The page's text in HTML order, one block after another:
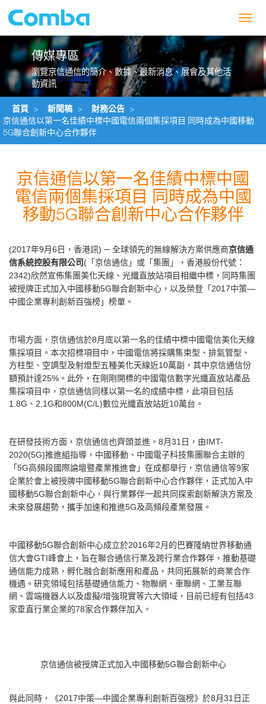
傳媒專區
瀏覽京信通信的簡介、數據、最新消息、展會及其他活
動資訊
首頁 > 新聞稿 > 財務公告 >
京信通信以第一名佳績中標中國電信兩個集採項目 同時成為中國移動
5G聯合創新中心合作夥伴
京信通信以第一名佳績中標中國
電信兩個集採項目 同時成為中國
移動5G聯合創新中心合作夥伴
(2017年9月6日，香港訊) ─ 全球領先的無線解決方案供應商京信通
信系統控股有限公司( 「京信通信」或「集團」，香港股份代號：
2342)欣然宣佈集團美化天線、光纖直放站項目相繼中標，同時集團
被授牌正式加入中國移動5G聯合創新中心，以及榮登 「2017中策—
中國企業專利創新百強榜」 榜單。
市場方面，京信通信於8月底以第一名的佳績中標中國電信美化天線
集採項目。本次招標項目中，中國電信將採購集束型、排氣管型、
方柱型、空調型及射燈型五種美化天線近10萬副，其中京信通信份
額預計達25% 。此外，在剛剛開標的中國電信數字光纖直放站產品
集採項目中，京信通信同樣以第一名的成績中標，此項目包括
1.8G 、 2.1G和800M(C/L )數位光纖直放站近10萬台。
在研發技術方面，京信通信也齊頭並進。 8月31 日，由IMT-
2020(5G)推進組指導，中國移動、中國電子科技集團聯合主辦的
「5G高頻段國際論壇暨產業推進會」 在成都舉行，京信通信等9家
企業於會上被授牌中國移動5G聯合創新中心合作夥伴，正式加入中
國移動5G聯合創新中心，與行業夥伴一起共同探索創新解決方案及
未來發展趨勢，攜手加速和推進5G及高頻段產業發展。
中國移動5G聯合創新中心成立於2016年2月的巴賽隆納世界移動通
信大會GTI峰會上，旨在聯合通信行業及跨行業合作夥伴，推動基礎
通信能力成熟，孵化融合創新應用和產品，共同拓展新的商業合作
機遇。研究領域包括基礎通信能力、物聯網、車聯網、工業互聯
網、雲端機器人以及虛擬/增強現實等六大領域，目前已經有包括43
家垂直行業企業的78家合作夥伴加入。
京信通信被授牌正式加入中國移動5G聯合創新中心
與此同時，《2017中策—中國企業專利創新百強榜》於8月31 日正